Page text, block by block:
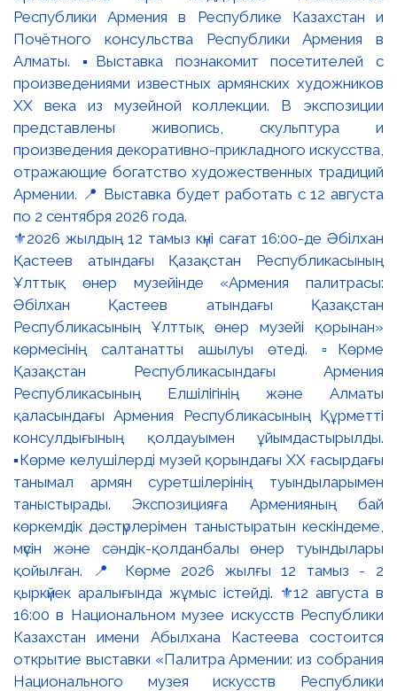
⚜️2026 жылдың 12 тамыз күні сағат 16:00-де Әбілхан
Қастеев атындағы Қазақстан Республикасының
Ұлттық өнер музейінде «Армения палитрасы:
Әбілхан Қастеев атындағы Қазақстан
Республикасының Ұлттық өнер музейі қорынан»
көрмесінің салтанатты ашылуы өтеді. ▫️Көрме
Қазақстан Республикасындағы Армения
Республикасының Елшілігінің және Алматы
қаласындағы Армения Республикасының Құрметті
консулдығының қолдауымен ұйымдастырылды.
▪️Көрме келушілерді музей қорындағы ХХ ғасырдағы
танымал армян суретшілерінің туындыларымен
таныстырады. Экспозицияға Арменияның бай
көркемдік дәстүрлерімен таныстыратын кескіндеме,
мүсін және сәндік-қолданбалы өнер туындылары
қойылған. 📍 Көрме 2026 жылғы 12 тамыз - 2
қыркүйек аралығында жұмыс істейді. ⚜️12 августа в
16:00 в Национальном музее искусств Республики
Казахстан имени Абылхана Кастеева состоится
открытие выставки «Палитра Армении: из собрания
Национального музея искусств Республики